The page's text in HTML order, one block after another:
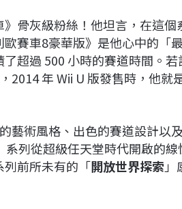
骨灰級粉絲！他坦言，在這個
賽車8豪華版》是他心中的「
超過 500 小時的賽道時間。若
2014 年 Wii U 版發售時，他就
藝術風格、出色的賽道設計以
列從超級任天堂時代開啟的線
前所未有的「開放世界探索」